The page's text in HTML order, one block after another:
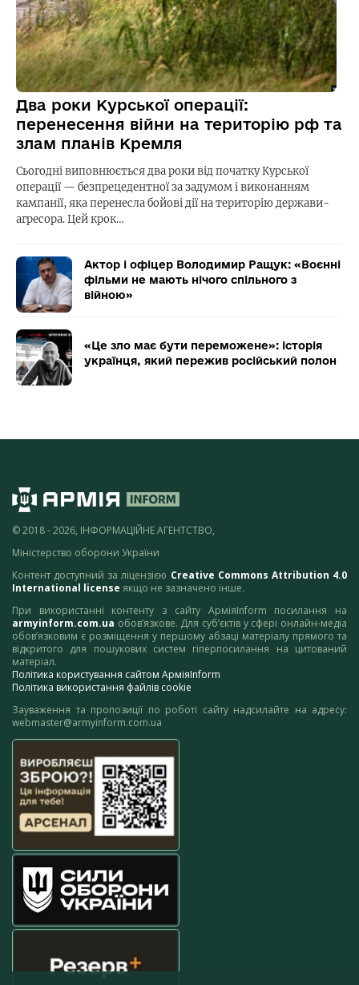
Два роки Курської операції:
перенесення війни на територію рф та
злам планів Кремля
Сьогодні виповнюється два роки від початку Курської
операції — безпрецедентної за задумом і виконанням
кампанії, яка перенесла бойові дії на територію держави-
агресора. Цей крок…
Актор і офіцер Володимир Ращук: «Воєнні
фільми не мають нічого спільного з
війною»
«Це зло має бути переможене»: історія
українця, який пережив російський полон
© 2018 - 2026, ІНФОРМАЦІЙНЕ АГЕНТСТВО,
Міністерство оборони України
Контент доступний за ліцензією Creative Commons Attribution 4.0
International license якщо не зазначено інше.
При використанні контенту з сайту АрміяInform посилання на
armyinform.com.ua обов’язкове. Для суб’єктів у сфері онлайн-медіа
обов’язковим є розміщення у першому абзаці матеріалу прямого та
відкритого для пошукових систем гіперпосилання на цитований
матеріал.
Політика користування сайтом АрміяInform
Політика використання файлів cookie
Зауваження та пропозиції по роботі сайту надсилайте на адресу:
webmaster@armyinform.com.ua